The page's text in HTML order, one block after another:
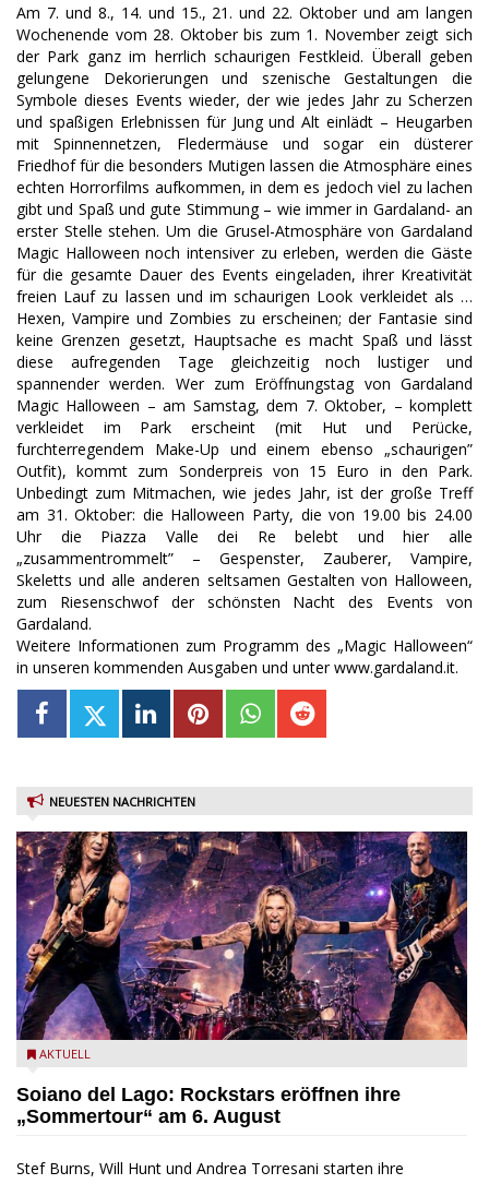
Am 7. und 8., 14. und 15., 21. und 22. Oktober und am langen
Wochenende vom 28. Oktober bis zum 1. November zeigt sich
der Park ganz im herrlich schaurigen Festkleid. Überall geben
gelungene Dekorierungen und szenische Gestaltungen die
Symbole dieses Events wieder, der wie jedes Jahr zu Scherzen
und spaßigen Erlebnissen für Jung und Alt einlädt – Heugarben
mit Spinnennetzen, Fledermäuse und sogar ein düsterer
Friedhof für die besonders Mutigen lassen die Atmosphäre eines
echten Horrorfilms aufkommen, in dem es jedoch viel zu lachen
gibt und Spaß und gute Stimmung – wie immer in Gardaland- an
erster Stelle stehen. Um die Grusel-Atmosphäre von Gardaland
Magic Halloween noch intensiver zu erleben, werden die Gäste
für die gesamte Dauer des Events eingeladen, ihrer Kreativität
freien Lauf zu lassen und im schaurigen Look verkleidet als …
Hexen, Vampire und Zombies zu erscheinen; der Fantasie sind
keine Grenzen gesetzt, Hauptsache es macht Spaß und lässt
diese aufregenden Tage gleichzeitig noch lustiger und
spannender werden. Wer zum Eröffnungstag von Gardaland
Magic Halloween – am Samstag, dem 7. Oktober, – komplett
verkleidet im Park erscheint (mit Hut und Perücke,
furchterregendem Make-Up und einem ebenso „schaurigen”
Outfit), kommt zum Sonderpreis von 15 Euro in den Park.
Unbedingt zum Mitmachen, wie jedes Jahr, ist der große Treff
am 31. Oktober: die Halloween Party, die von 19.00 bis 24.00
Uhr die Piazza Valle dei Re belebt und hier alle
„zusammentrommelt” – Gespenster, Zauberer, Vampire,
Skeletts und alle anderen seltsamen Gestalten von Halloween,
zum Riesenschwof der schönsten Nacht des Events von
Gardaland.
Weitere Informationen zum Programm des „Magic Halloween“
in unseren kommenden Ausgaben und unter www.gardaland.it.
NEUESTEN NACHRICHTEN
Stef Burns, Will Hunt und Andrea Torresani im Summer Rock
AKTUELL
Soiano del Lago: Rockstars eröffnen ihre
„Sommertour“ am 6. August
Stef Burns, Will Hunt und Andrea Torresani starten ihre